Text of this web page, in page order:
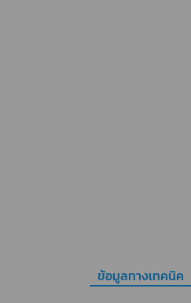
ข้อมูลทางเทคนิค